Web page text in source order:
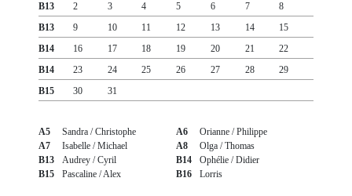
B13
2 3 4 5 6 7
8
B13
9 10 11 12 13 14
15
B14
16 17 18 19 20 21
22
B14
23 24 25 26 27 28
29
B15
30 31
A5 Sandra / Christophe A6
Orianne / Philippe
A7
Isabelle / Michael A8
Olga / Thomas
B13
Audrey / Cyril B14
Ophélie / Didier
B15
Pascaline / Alex B16 Lorris